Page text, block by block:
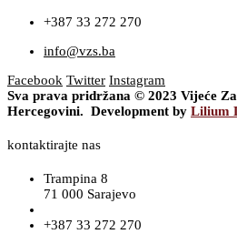
+387 33 272 270
info@vzs.ba
Facebook Twitter Instagram
Sva prava pridržana © 2023 Vijeće
Hercegovini. Development by Lilium
kontaktirajte nas
Trampina 8
71 000 Sarajevo
+387 33 272 270